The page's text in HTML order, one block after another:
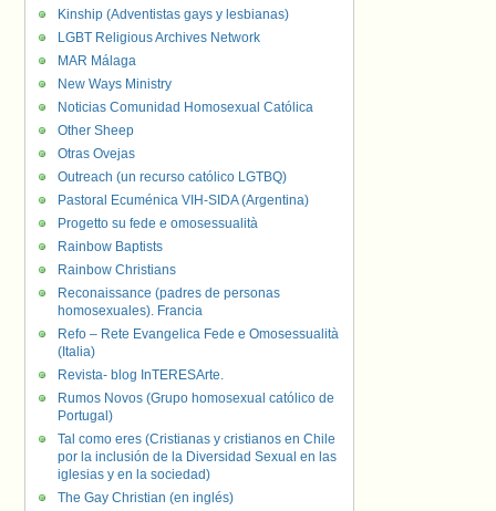
Kinship (Adventistas gays y lesbianas)
LGBT Religious Archives Network
MAR Málaga
New Ways Ministry
Noticias Comunidad Homosexual Católica
Other Sheep
Otras Ovejas
Outreach (un recurso católico LGTBQ)
Pastoral Ecuménica VIH-SIDA (Argentina)
Progetto su fede e omosessualità
Rainbow Baptists
Rainbow Christians
Reconaissance (padres de personas
homosexuales). Francia
Refo – Rete Evangelica Fede e Omosessualità
(Italia)
Revista- blog InTERESArte.
Rumos Novos (Grupo homosexual católico de
Portugal)
Tal como eres (Cristianas y cristianos en Chile
por la inclusión de la Diversidad Sexual en las
iglesias y en la sociedad)
The Gay Christian (en inglés)